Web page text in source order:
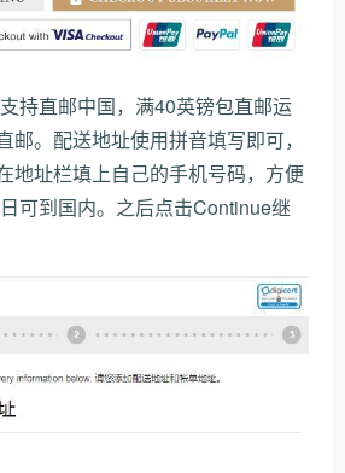
持直邮中国，满40英镑包直邮运
邮。配送地址使用拼音填写即可，
地址栏填上自己的手机号码，方便
可到国内。之后点击Continue继